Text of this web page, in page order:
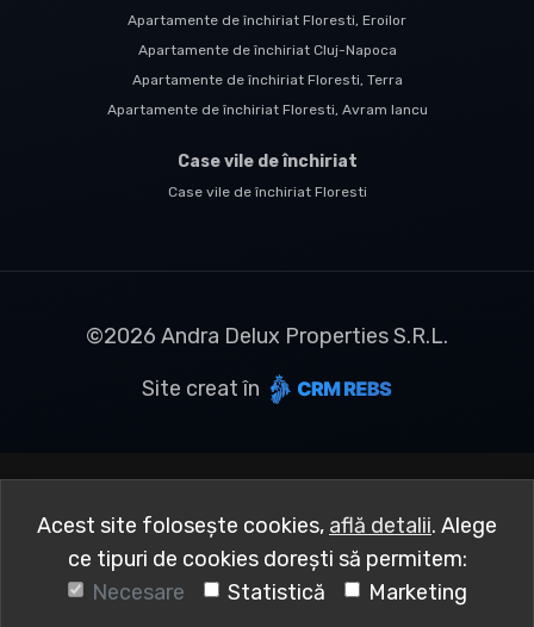
Apartamente de închiriat Floresti, Eroilor
Apartamente de închiriat Cluj-Napoca
Apartamente de închiriat Floresti, Terra
Apartamente de închiriat Floresti, Avram Iancu
Case vile de închiriat
Case vile de închiriat Floresti
©2026 Andra Delux Properties S.R.L.
Site creat în
Acest site folosește cookies, află detalii. Alege
ce tipuri de cookies dorești să permitem:
Necesare
Statistică Marketing